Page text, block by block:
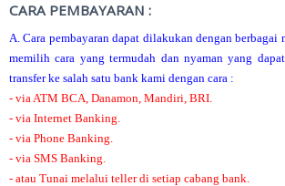
CARA PEMBAYARAN :
A. Cara pembayaran dapat dilakukan dengan berbagai
memilih cara yang termudah dan nyaman yang
transfer ke salah satu bank kami dengan cara :
- via ATM BCA, Danamon, Mandiri, BRI.
- via Internet Banking.
- via Phone Banking.
- via SMS Banking.
- atau Tunai melalui teller di setiap cabang bank.